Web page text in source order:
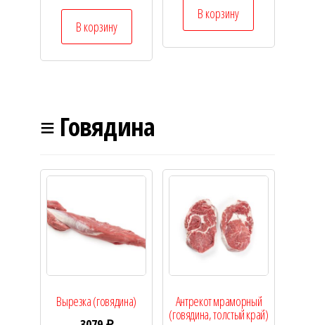
В корзину
В корзину
≡ Говядина
Вырезка (говядина)
Антрекот мраморный
(говядина, толстый край)